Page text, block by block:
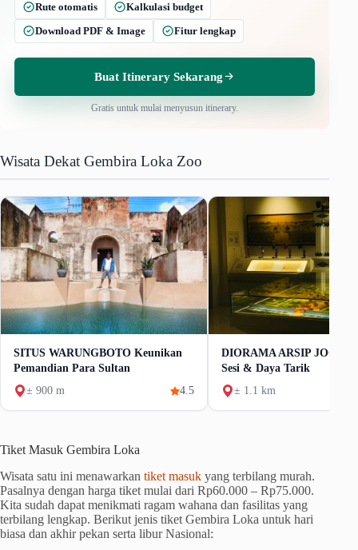
Rute otomatis
Kalkulasi budget
Download PDF & Image
Fitur lengkap
Buat Itinerary Sekarang
Gratis untuk mulai menyusun itinerary.
Wisata Dekat Gembira Loka Zoo
SITUS WARUNGBOTO Keunikan
Pemandian Para Sultan
± 900 m
4.5
DIORAMA ARSIP JOGJA
Sesi & Daya Tarik
± 1.1 km
Tiket Masuk Gembira Loka
Wisata satu ini menawarkan tiket masuk yang terbilang murah.
Pasalnya dengan harga tiket mulai dari Rp60.000 – Rp75.000.
Kita sudah dapat menikmati ragam wahana dan fasilitas yang
terbilang lengkap. Berikut jenis tiket Gembira Loka untuk hari
biasa dan akhir pekan serta libur Nasional: